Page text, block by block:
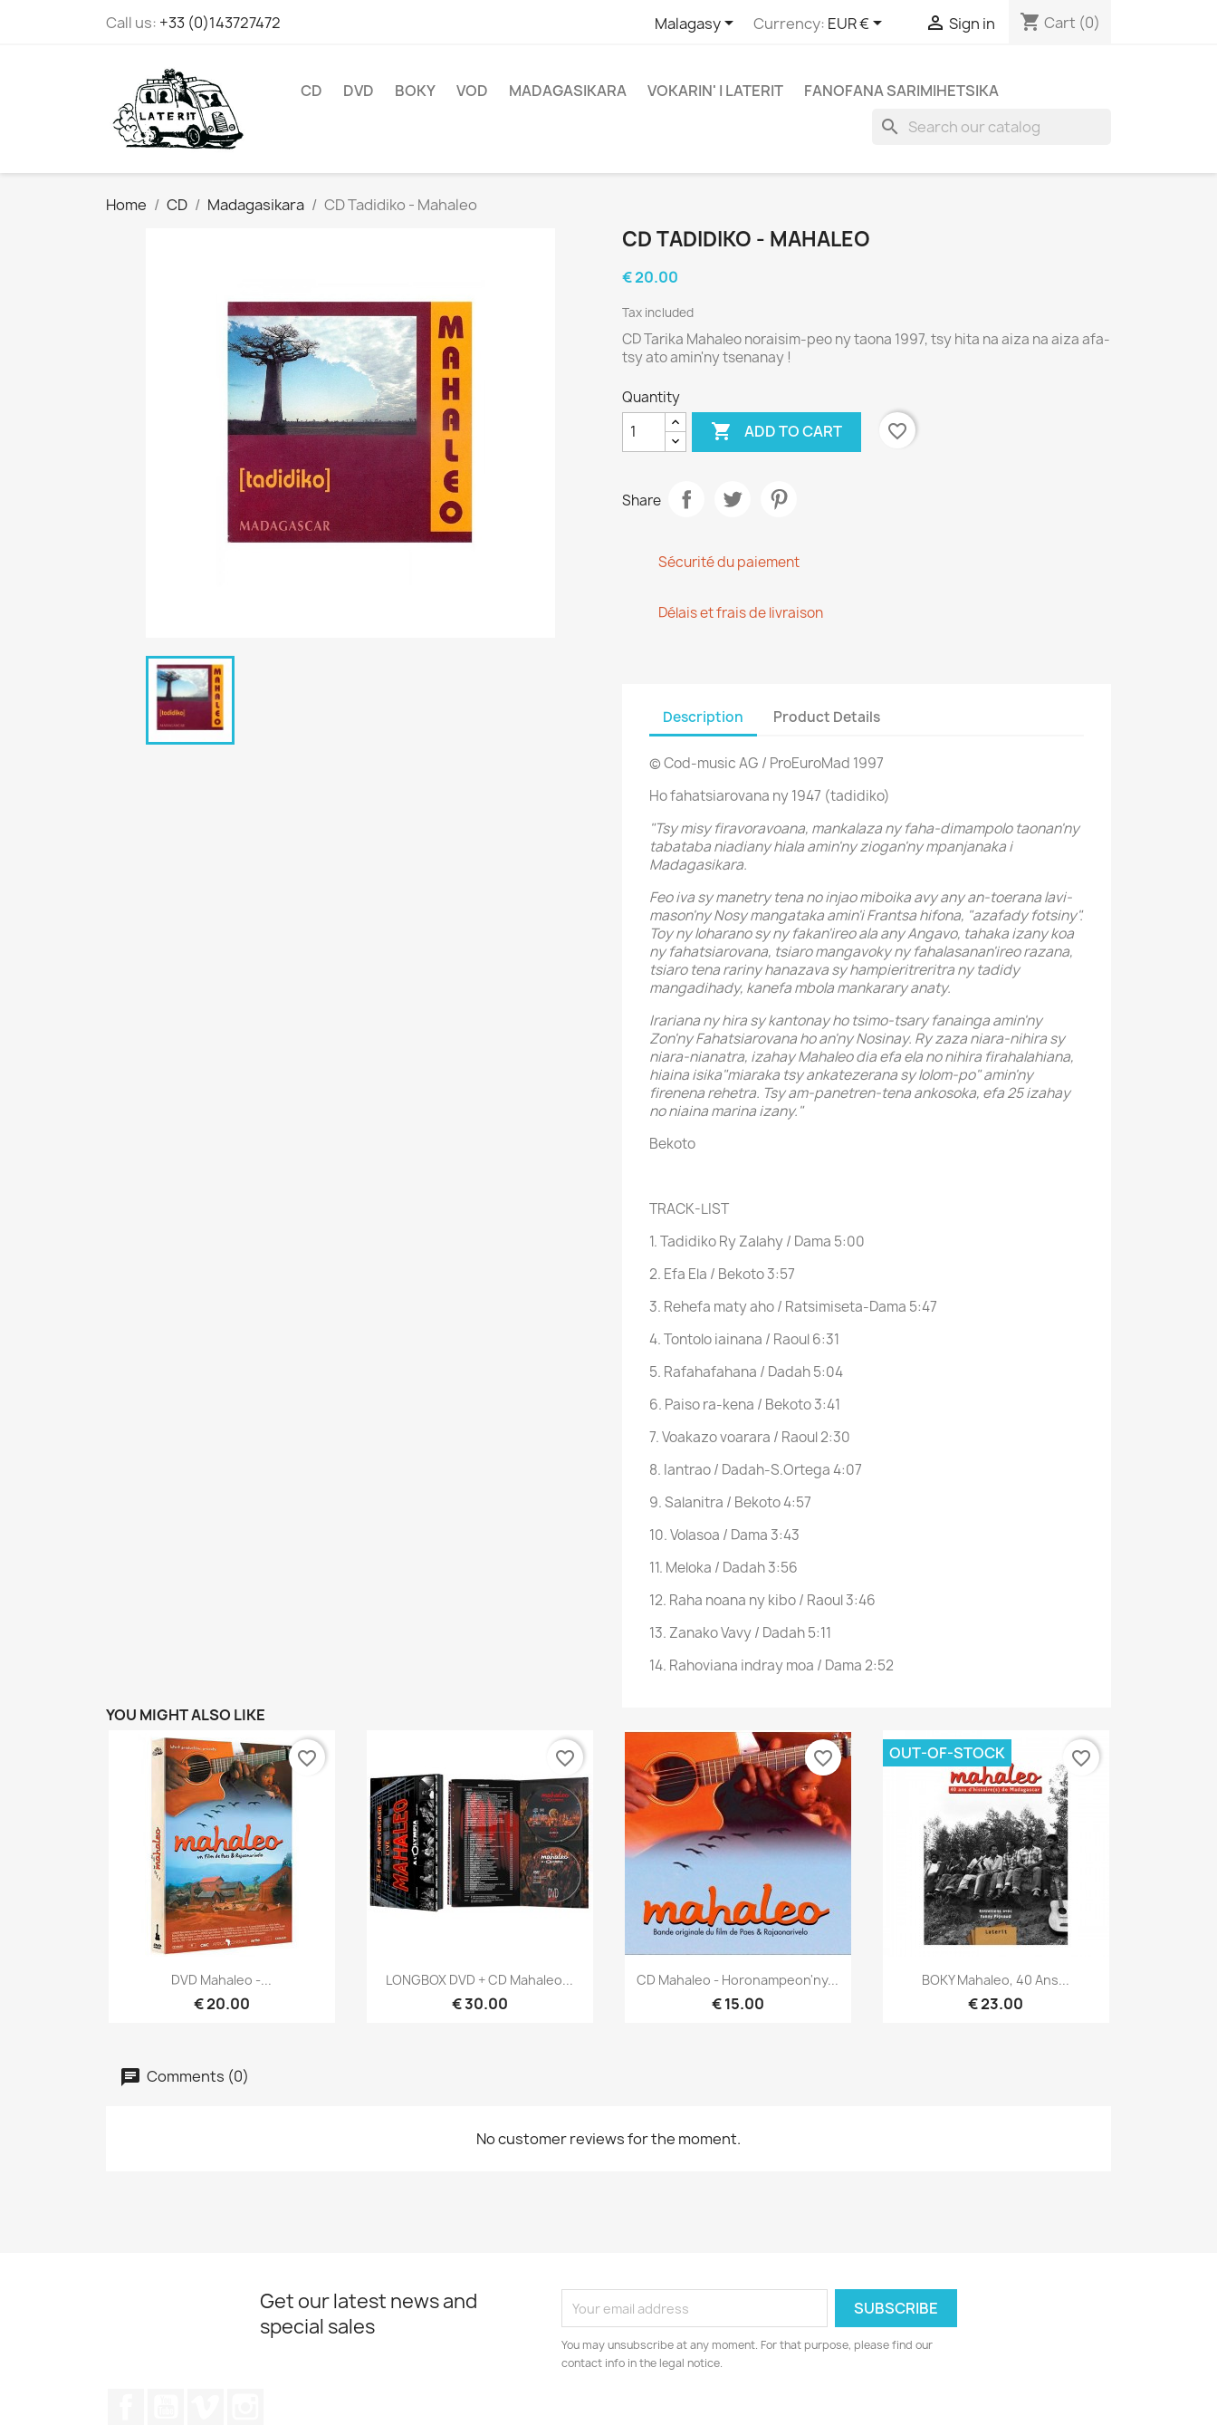
Call us: +33 (0)143727472 Malagasy Currency: EUR €  Sign in shopping_cart Cart (0)
CD DVD BOKY VOD MADAGASIKARA VOKARIN' I LATERIT FANOFANA SARIMIHETSIKA
search
Home CD Madagasikara CD Tadidiko - Mahaleo
CD TADIDIKO - MAHALEO
€ 20.00
Tax included
CD Tarika Mahaleo noraisim-peo ny taona 1997, tsy hita na aiza na aiza afa-
tsy ato amin'ny tsenanay !
Quantity
 ADD TO CART favorite_border
Share
Sécurité du paiement
Délais et frais de livraison
Description Product Details
© Cod-music AG / ProEuroMad 1997
Ho fahatsiarovana ny 1947 (tadidiko)
"Tsy misy firavoravoana, mankalaza ny faha-dimampolo taonan'ny
tabataba niadiany hiala amin'ny ziogan'ny mpanjanaka i
Madagasikara.
Feo iva sy manetry tena no injao miboika avy any an-toerana lavi-
mason'ny Nosy mangataka amin'i Frantsa hifona, "azafady fotsiny".
Toy ny loharano sy ny fakan'ireo ala any Angavo, tahaka izany koa
ny fahatsiarovana, tsiaro mangavoky ny fahalasanan'ireo razana,
tsiaro tena rariny hanazava sy hampieritreritra ny tadidy
mangadihady, kanefa mbola mankarary anaty.
Irariana ny hira sy kantonay ho tsimo-tsary fanainga amin'ny
Zon'ny Fahatsiarovana ho an'ny Nosinay. Ry zaza niara-nihira sy
niara-nianatra, izahay Mahaleo dia efa ela no nihira firahalahiana,
hiaina isika"miaraka tsy ankatezerana sy lolom-po" amin'ny
firenena rehetra. Tsy am-panetren-tena ankosoka, efa 25 izahay
no niaina marina izany."
Bekoto
TRACK-LIST
1. Tadidiko Ry Zalahy / Dama 5:00
2. Efa Ela / Bekoto 3:57
3. Rehefa maty aho / Ratsimiseta-Dama 5:47
4. Tontolo iainana / Raoul 6:31
5. Rafahafahana / Dadah 5:04
6. Paiso ra-kena / Bekoto 3:41
7. Voakazo voarara / Raoul 2:30
8. Iantrao / Dadah-S.Ortega 4:07
9. Salanitra / Bekoto 4:57
10. Volasoa / Dama 3:43
11. Meloka / Dadah 3:56
12. Raha noana ny kibo / Raoul 3:46
13. Zanako Vavy / Dadah 5:11
14. Rahoviana indray moa / Dama 2:52
YOU MIGHT ALSO LIKE
Quick view
DVD Mahaleo -...
€ 20.00
favorite_border
Quick view
LONGBOX DVD + CD Mahaleo...
€ 30.00
favorite_border
 Quick view
CD Mahaleo - Horonampeon'ny...
€ 15.00
favorite_border
Quick view
BOKY Mahaleo, 40 Ans...
€ 23.00
OUT-OF-STOCK favorite_border
Comments (0)
No customer reviews for the moment.
Get our latest news and
special sales
You may unsubscribe at any moment. For that purpose, please find our
contact info in the legal notice.